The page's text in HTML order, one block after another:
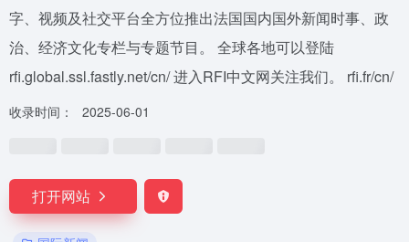
字、视频及社交平台全方位推出法国国内国外新闻时事、政
治、经济文化专栏与专题节目。 全球各地可以登陆
rfi.global.ssl.fastly.net/cn/ 进入RFI中文网关注我们。 rfi.fr/cn/
收录时间： 2025-06-01
打开网站